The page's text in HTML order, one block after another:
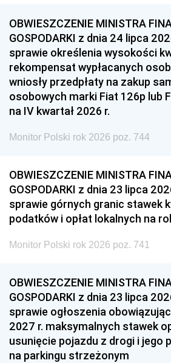
OBWIESZCZENIE MINISTRA
GOSPODARKI z dnia 24 lipca
sprawie określenia wysokości
rekompensat wypłacanych
wniosły przedpłaty na zakup
osobowych marki Fiat 126p lub
na IV kwartał 2026 r.
Monitor Polski rok 2026 poz. 744
OBWIESZCZENIE MINISTRA
GOSPODARKI z dnia 23 lipca
sprawie górnych granic stawek
podatków i opłat lokalnych na
Monitor Polski rok 2026 poz. 741
OBWIESZCZENIE MINISTRA
GOSPODARKI z dnia 23 lipca
sprawie ogłoszenia
2027 r. maksymalnych stawek
usunięcie pojazdu z drogi i jego
na parkingu strzeżonym